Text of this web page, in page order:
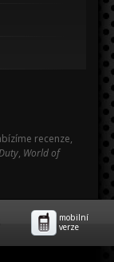
recenze,
, World of
mobilní
verze